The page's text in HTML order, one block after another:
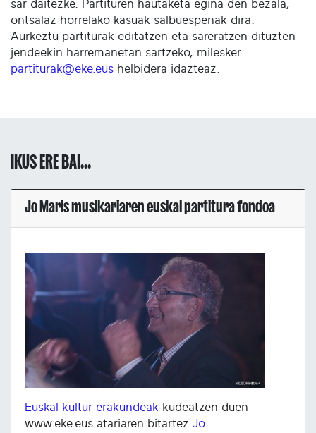
sar daitezke. Partituren hautaketa egina den bezala,
ontsalaz horrelako kasuak salbuespenak dira.
Aurkeztu partiturak editatzen eta sareratzen dituzten
jendeekin harremanetan sartzeko, milesker
partiturak@eke.eus helbidera idazteaz.
IKUS ERE BAI...
Jo Maris musikariaren euskal partitura fondoa
Euskal kultur erakundeak kudeatzen duen
www.eke.eus atariaren bitartez Jo